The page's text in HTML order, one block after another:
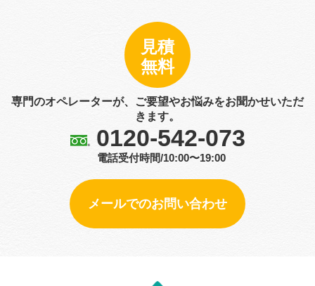
見積
無料
専門のオペレーターが、ご要望やお悩みをお聞かせいただ
きます。
0120-542-073
電話受付時間/10:00〜19:00
メールでのお問い合わせ